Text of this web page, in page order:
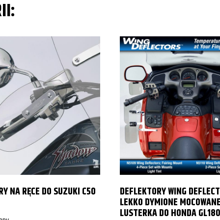
Silverado
Silverado
NA RĘCE DO SUZUKI C50 DEFLEKTORY WING
LEKKO DYMIONE
LUSTERKA DO HONDA